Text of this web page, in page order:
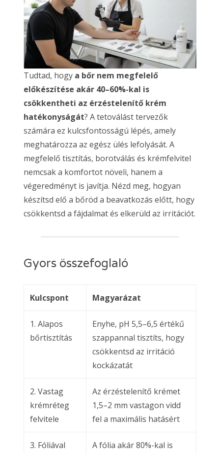
Tudtad, hogy a bőr nem megfelelő
előkészítése akár 40–60%-kal is
csökkentheti az érzéstelenítő krém
hatékonyságát? A tetoválást tervezők
számára ez kulcsfontosságú lépés, amely
meghatározza az egész ülés lefolyását. A
megfelelő tisztítás, borotválás és krémfelvitel
nemcsak a komfortot növeli, hanem a
végeredményt is javítja. Nézd meg, hogyan
készítsd elő a bőröd a beavatkozás előtt, hogy
csökkentsd a fájdalmat és elkerüld az irritációt.
Gyors összefoglaló
Kulcspont Magyarázat
1. Alapos
bőrtisztítás
Enyhe, pH 5,5–6,5 értékű
szappannal tisztíts, hogy
csökkentsd az irritáció
kockázatát
2. Vastag
krémréteg
felvitele
Az érzéstelenítő krémet
1,5–2 mm vastagon vidd
fel a maximális hatásért
3. Fóliával
A fólia akár 80%-kal is